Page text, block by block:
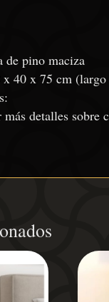
de pino maciza
40 x 75 cm
más detalles